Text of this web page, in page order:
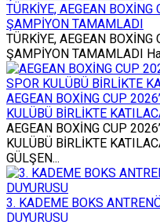
TÜRKİYE, AEGEAN
ŞAMPİYON TAMAMLADI
TÜRKİYE, AEGEAN
ŞAMPİYON TAMAMLADI
AEGEAN BOXİNG CUP
KULÜBÜ BİRLİKTE
AEGEAN BOXİNG CUP
KULÜBÜ BİRLİKTE
GÜLŞEN...
3. KADEME BOKS
DUYURUSU